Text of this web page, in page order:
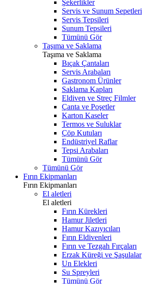
Şekerlikler
Servis ve Sunum Sepetleri
Servis Tepsileri
Sunum Tepsileri
Tümünü Gör
Taşıma ve Saklama
Taşıma ve Saklama
Bıçak Çantaları
Servis Arabaları
Gastronom Ürünler
Saklama Kapları
Eldiven ve Streç Filmler
Çanta ve Poşetler
Karton Kaseler
Termos ve Suluklar
Çöp Kutuları
Endüstriyel Raflar
Tepsi Arabaları
Tümünü Gör
Tümünü Gör
Fırın Ekipmanları
Fırın Ekipmanları
El aletleri
El aletleri
Fırın Kürekleri
Hamur Jiletleri
Hamur Kazıyıcıları
Fırın Eldivenleri
Fırın ve Tezgah Fırçaları
Erzak Küreği ve Şaşulalar
Un Elekleri
Su Spreyleri
Tümünü Gör